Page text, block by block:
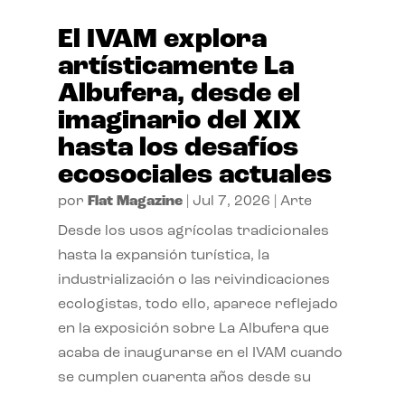
El IVAM explora
artísticamente La
Albufera, desde el
imaginario del XIX
hasta los desafíos
ecosociales actuales
por Flat Magazine| Jul 7, 2026 Arte
Desde los usos agrícolas tradicionales
hasta la expansión turística, la
industrialización o las reivindicaciones
ecologistas, todo ello, aparece reflejado
en la exposición sobre La Albufera que
acaba de inaugurarse en el IVAM cuando
se cumplen cuarenta años desde su